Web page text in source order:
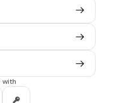
อปพลิเคชัน
20 sec • 1 pt
ม่ทำ
with